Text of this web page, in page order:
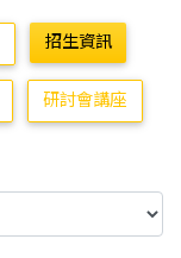
招生資訊
研討會講座